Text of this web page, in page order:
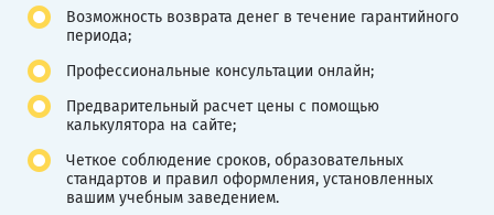
Возможность возврата денег в течение гарантийного
периода;
Профессиональные консультации онлайн;
Предварительный расчет цены с помощью
калькулятора на сайте;
Четкое соблюдение сроков, образовательных
стандартов и правил оформления, установленных
вашим учебным заведением.